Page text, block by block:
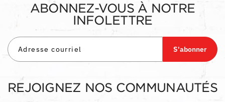
ABONNEZ-VOUS À NOTRE
INFOLETTRE
S'abonner
REJOIGNEZ NOS COMMUNAUTÉS